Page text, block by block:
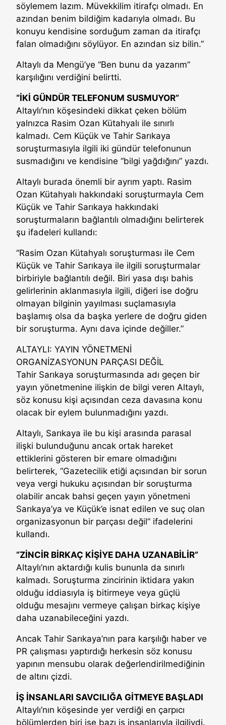
söylemem lazım. Müvekkilim itirafçı olmadı. En
azından benim bildiğim kadarıyla olmadı. Bu
konuyu kendisine sorduğum zaman da itirafçı
falan olmadığını söylüyor. En azından siz bilin.”
Altaylı da Mengü’ye “Ben bunu da yazarım”
karşılığını verdiğini belirtti.
“İKİ GÜNDÜR TELEFONUM SUSMUYOR”
Altaylı’nın köşesindeki dikkat çeken bölüm
yalnızca Rasim Ozan Kütahyalı ile sınırlı
kalmadı. Cem Küçük ve Tahir Sarıkaya
soruşturmasıyla ilgili iki gündür telefonunun
susmadığını ve kendisine “bilgi yağdığını” yazdı.
Altaylı burada önemli bir ayrım yaptı. Rasim
Ozan Kütahyalı hakkındaki soruşturmayla Cem
Küçük ve Tahir Sarıkaya hakkındaki
soruşturmaların bağlantılı olmadığını belirterek
şu ifadeleri kullandı:
“Rasim Ozan Kütahyalı soruşturması ile Cem
Küçük ve Tahir Sarıkaya ile ilgili soruşturmalar
birbiriyle bağlantılı değil. Biri yasa dışı bahis
gelirlerinin aklanmasıyla ilgili, diğeri ise doğru
olmayan bilginin yayılması suçlamasıyla
başlamış olsa da başka yerlere de doğru giden
bir soruşturma. Aynı dava içinde değiller.”
ALTAYLI: YAYIN YÖNETMENİ
ORGANİZASYONUN PARÇASI DEĞİL
Tahir Sarıkaya soruşturmasında adı geçen bir
yayın yönetmenine ilişkin de bilgi veren Altaylı,
söz konusu kişi açısından ceza davasına konu
olacak bir eylem bulunmadığını yazdı.
Altaylı, Sarıkaya ile bu kişi arasında parasal
ilişki bulunduğunu ancak ortak hareket
ettiklerini gösteren bir emare olmadığını
belirterek, “Gazetecilik etiği açısından bir sorun
veya vergi hukuku açısından bir soruşturma
olabilir ancak bahsi geçen yayın yönetmeni
Sarıkaya’ya ve Küçük’e isnat edilen ve suç olan
organizasyonun bir parçası değil” ifadelerini
kullandı.
“ZİNCİR BİRKAÇ KİŞİYE DAHA UZANABİLİR”
Altaylı’nın aktardığı kulis bununla da sınırlı
kalmadı. Soruşturma zincirinin iktidara yakın
olduğu iddiasıyla iş bitirmeye veya güçlü
olduğu mesajını vermeye çalışan birkaç kişiye
daha uzanabileceğini yazdı.
Ancak Tahir Sarıkaya’nın para karşılığı haber ve
PR çalışması yaptırdığı herkesin söz konusu
yapının mensubu olarak değerlendirilmediğinin
de altını çizdi.
İŞ İNSANLARI SAVCILIĞA GİTMEYE BAŞLADI
Altaylı’nın köşesinde yer verdiği en çarpıcı
bölümlerden biri ise bazı iş insanlarıyla ilgiliydi.